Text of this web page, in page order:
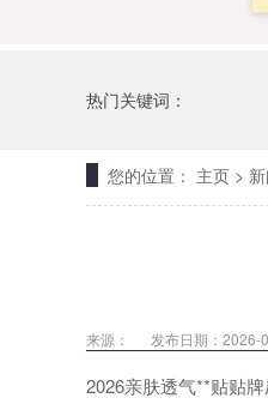
热门关键词：
您的位置： 主页 >
来源： 发布日期：2026-
2026亲肤透气**贴贴